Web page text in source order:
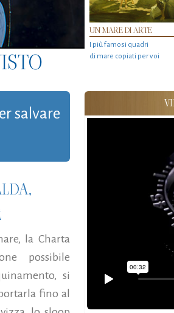
UN MARE DI ARTE
I più famosi quadri
di mare copiati per voi
salvare
la Charta
possibile
si
fino al